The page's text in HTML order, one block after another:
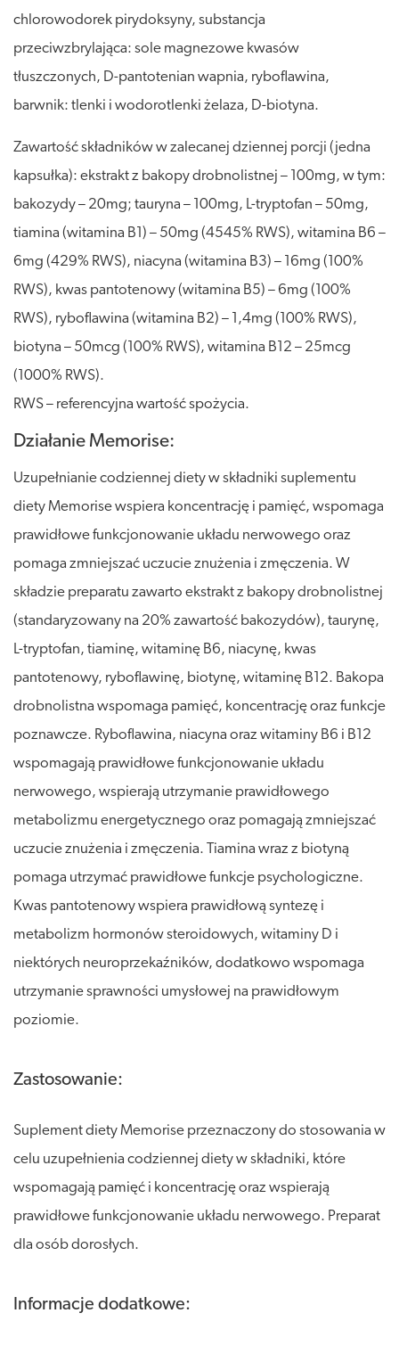
chlorowodorek pirydoksyny, substancja
przeciwzbrylająca: sole magnezowe kwasów
tłuszczonych, D-pantotenian wapnia, ryboflawina,
barwnik: tlenki i wodorotlenki żelaza, D-biotyna.
Zawartość składników w zalecanej dziennej porcji (jedna
kapsułka): ekstrakt z bakopy drobnolistnej – 100mg, w tym:
bakozydy – 20mg; tauryna – 100mg, L-tryptofan – 50mg,
tiamina (witamina B1) – 50mg (4545% RWS), witamina B6 –
6mg (429% RWS), niacyna (witamina B3) – 16mg (100%
RWS), kwas pantotenowy (witamina B5) – 6mg (100%
RWS), ryboflawina (witamina B2) – 1,4mg (100% RWS),
biotyna – 50mcg (100% RWS), witamina B12 – 25mcg
(1000% RWS).
RWS – referencyjna wartość spożycia.
Działanie Memorise:
Uzupełnianie codziennej diety w składniki suplementu
diety Memorise wspiera koncentrację i pamięć, wspomaga
prawidłowe funkcjonowanie układu nerwowego oraz
pomaga zmniejszać uczucie znużenia i zmęczenia. W
składzie preparatu zawarto ekstrakt z bakopy drobnolistnej
(standaryzowany na 20% zawartość bakozydów), taurynę,
L-tryptofan, tiaminę, witaminę B6, niacynę, kwas
pantotenowy, ryboflawinę, biotynę, witaminę B12. Bakopa
drobnolistna wspomaga pamięć, koncentrację oraz funkcje
poznawcze. Ryboflawina, niacyna oraz witaminy B6 i B12
wspomagają prawidłowe funkcjonowanie układu
nerwowego, wspierają utrzymanie prawidłowego
metabolizmu energetycznego oraz pomagają zmniejszać
uczucie znużenia i zmęczenia. Tiamina wraz z biotyną
pomaga utrzymać prawidłowe funkcje psychologiczne.
Kwas pantotenowy wspiera prawidłową syntezę i
metabolizm hormonów steroidowych, witaminy D i
niektórych neuroprzekaźników, dodatkowo wspomaga
utrzymanie sprawności umysłowej na prawidłowym
poziomie.
Zastosowanie:
Suplement diety Memorise przeznaczony do stosowania w
celu uzupełnienia codziennej diety w składniki, które
wspomagają pamięć i koncentrację oraz wspierają
prawidłowe funkcjonowanie układu nerwowego. Preparat
dla osób dorosłych.
Informacje dodatkowe: